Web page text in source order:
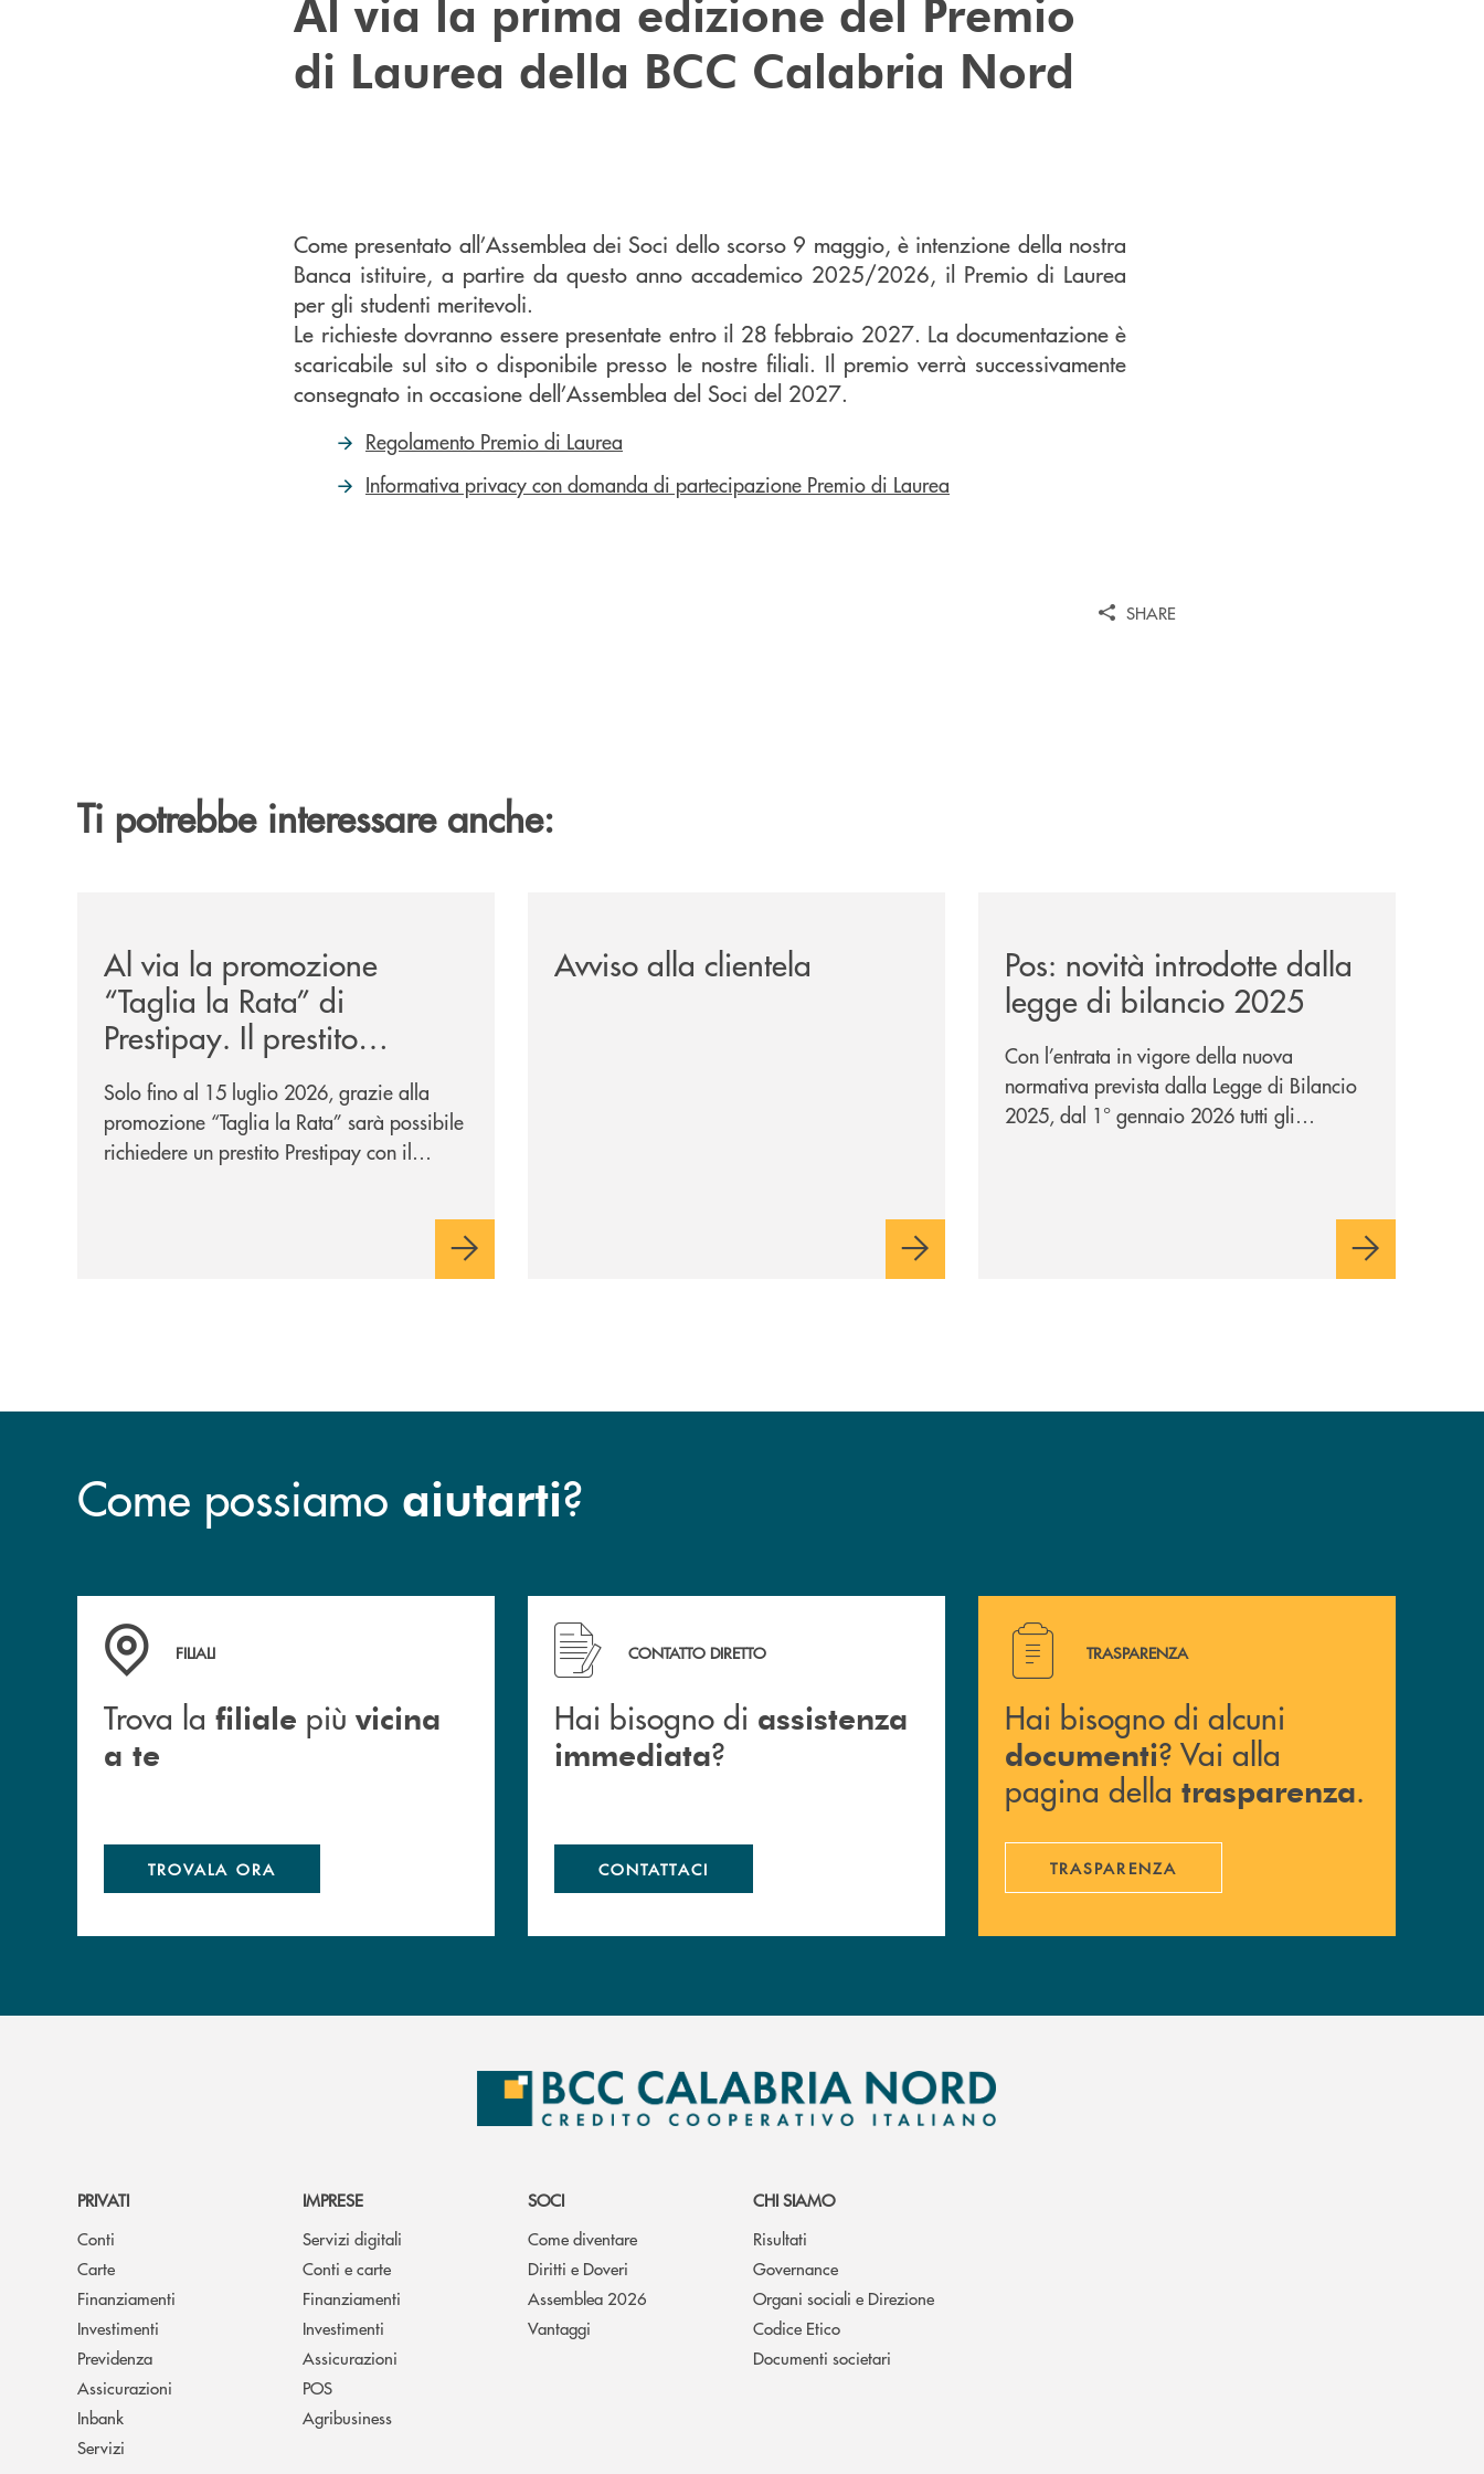
Al via la prima edizione del Premio
di Laurea della BCC Calabria Nord
Come presentato all’Assemblea dei Soci dello scorso 9 maggio, è intenzione della nostra
Banca istituire, a partire da questo anno accademico 2025/2026, il Premio di Laurea
per gli studenti meritevoli.
Le richieste dovranno essere presentate entro il 28 febbraio 2027. La documentazione è
scaricabile sul sito o disponibile presso le nostre filiali. Il premio verrà successivamente
consegnato in occasione dell’Assemblea del Soci del 2027.
Regolamento Premio di Laurea
Informativa privacy con domanda di partecipazione Premio di Laurea
SHARE
Ti potrebbe interessare anche:
Al via la promozione
“Taglia la Rata” di
Prestipay. Il prestito
personale che si fa in due
per te!
Solo fino al 15 luglio 2026, grazie alla
promozione “Taglia la Rata” sarà possibile
richiedere un prestito Prestipay con il
Avviso alla clientela
Pos: novità introdotte dalla
legge di bilancio 2025
Con l’entrata in vigore della nuova
normativa prevista dalla Legge di Bilancio
2025, dal 1° gennaio 2026 tutti gli
Come possiamo aiutarti?
Trova la filiale più vicina a te
FILIALI
Trova la filiale più vicina
a te
TROVALA ORA
Hai bisogno di assistenza immediata ?
CONTATTO DIRETTO
Hai bisogno di assistenza
immediata?
CONTATTACI
Hai bisogno di alcuni documenti ? Vai alla pagina della
TRASPARENZA
Hai bisogno di alcuni
documenti? Vai alla
pagina della trasparenza.
TRASPARENZA
PRIVATI
Conti
Carte
Finanziamenti
Investimenti
Previdenza
Assicurazioni
Inbank
Servizi
IMPRESE
Servizi digitali
Conti e carte
Finanziamenti
Investimenti
Assicurazioni
POS
Agribusiness
SOCI
Come diventare
Diritti e Doveri
Assemblea 2026
Vantaggi
CHI SIAMO
Risultati
Governance
Organi sociali e Direzione
Codice Etico
Documenti societari